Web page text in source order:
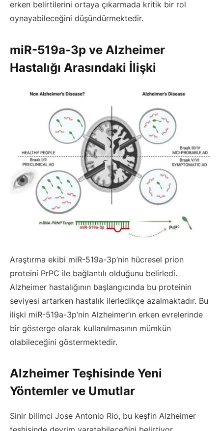
erken belirtilerini ortaya çıkarmada kritik bir rol
oynayabileceğini düşündürmektedir.
miR-519a-3p ve Alzheimer
Hastalığı Arasındaki İlişki
Araştırma ekibi miR-519a-3p’nin hücresel prion
proteini PrPC ile bağlantılı olduğunu belirledi.
Alzheimer hastalığının başlangıcında bu proteinin
seviyesi artarken hastalık ilerledikçe azalmaktadır. Bu
ilişki miR-519a-3p’nin Alzheimer’ın erken evrelerinde
bir gösterge olarak kullanılmasının mümkün
olabileceğini göstermektedir.
Alzheimer Teşhisinde Yeni
Yöntemler ve Umutlar
Sinir bilimci Jose Antonio Rio, bu keşfin Alzheimer